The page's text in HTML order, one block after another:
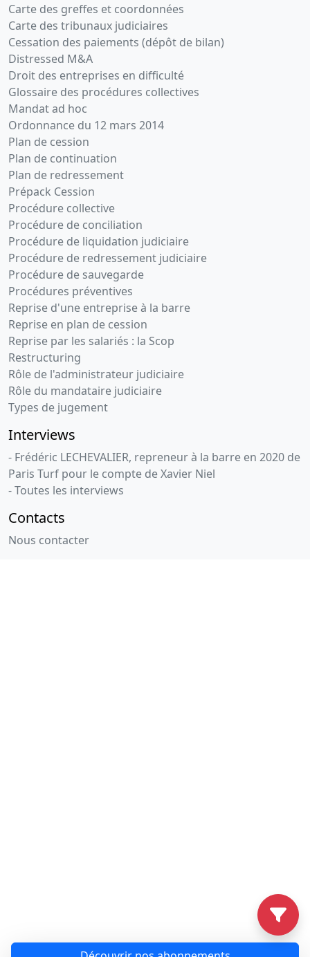
Carte des greffes et coordonnées
Carte des tribunaux judiciaires
Cessation des paiements (dépôt de bilan)
Distressed M&A
Droit des entreprises en difficulté
Glossaire des procédures collectives
Mandat ad hoc
Ordonnance du 12 mars 2014
Plan de cession
Plan de continuation
Plan de redressement
Prépack Cession
Procédure collective
Procédure de conciliation
Procédure de liquidation judiciaire
Procédure de redressement judiciaire
Procédure de sauvegarde
Procédures préventives
Reprise d'une entreprise à la barre
Reprise en plan de cession
Reprise par les salariés : la Scop
Restructuring
Rôle de l'administrateur judiciaire
Rôle du mandataire judiciaire
Types de jugement
Interviews
- Frédéric LECHEVALIER, repreneur à la barre en 2020 de
Paris Turf pour le compte de Xavier Niel
- Toutes les interviews
Contacts
Nous contacter